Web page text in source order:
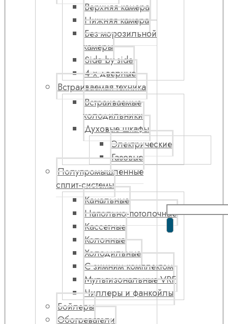
Верхняя камера
Нижняя камера
Без морозильной
камеры
Side by side
4-х дверные
Встраиваемая техника
Встраиваемые
холодильники
Духовые шкафы
Электрические
Газовые
Полупромышленные
сплит-системы
Канальные
Напольно-потолочные
Кассетные
Колонные
Холодильные
С зимним комплектом
Мультизональные VRF
Чиллеры и фанкойлы
Бойлеры
Обогреватели